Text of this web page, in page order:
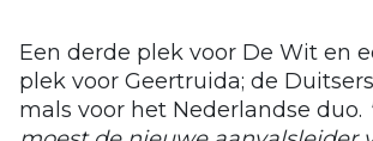
Een derde plek voor De Wit en
plek voor Geertruida; de
mals voor het Nederlandse duo.